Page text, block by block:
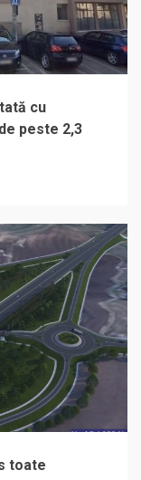
cu
peste 2,3
toate